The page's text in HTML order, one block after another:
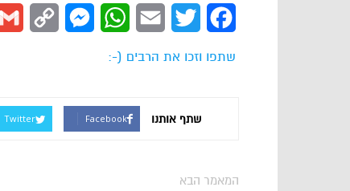
Facebook
Twitter
Email
WhatsApp
Messenger
Copy
שתפו וזכו את הרבים (-:
שתף אותנו Facebook
Twitter
המאמר הבא